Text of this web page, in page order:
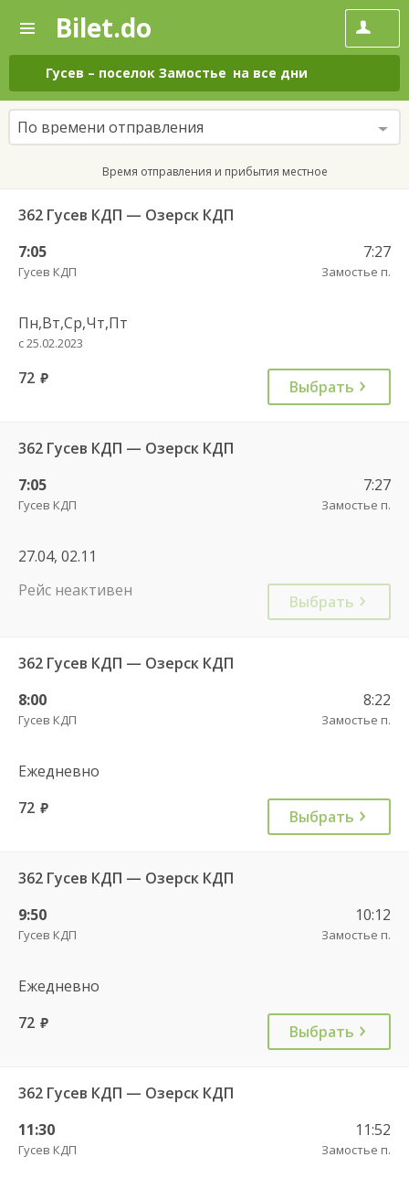
—
Поиск
и
покупка
билетов
на
автобус
онлайн
Bilet.do
Гусев – поселок Замостье на все дни
По времени отправления
Время отправления и прибытия местное
362 Гусев КДП — Озерск КДП
7:05
Гусев КДП
7:27
Замостье п.
Пн,Вт,Ср,Чт,Пт
с 25.02.2023
72 руб. Выбрать
362 Гусев КДП — Озерск КДП
7:05
Гусев КДП
7:27
Замостье п.
27.04, 02.11
Рейс неактивен
Выбрать
362 Гусев КДП — Озерск КДП
8:00
Гусев КДП
8:22
Замостье п.
Ежедневно
72 руб. Выбрать
362 Гусев КДП — Озерск КДП
9:50
Гусев КДП
10:12
Замостье п.
Ежедневно
72 руб. Выбрать
362 Гусев КДП — Озерск КДП
11:30
Гусев КДП
11:52
Замостье п.